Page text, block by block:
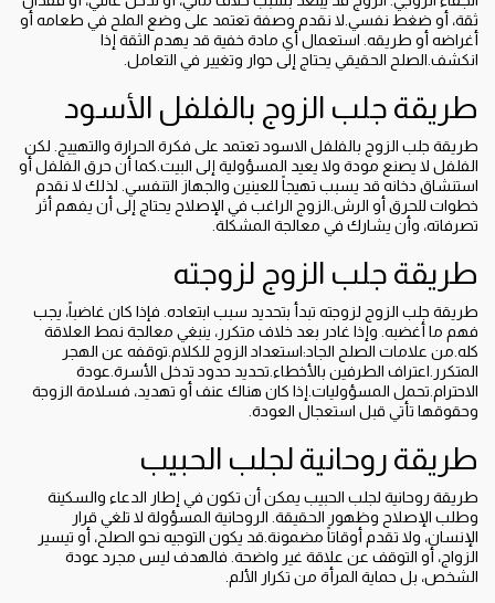
ثقة، أو ضغط نفسي.لا نقدم وصفة تعتمد على وضع الملح في طعامه أو
أغراضه أو طريقه. استعمال أي مادة خفية قد يهدم الثقة إذا
انكشف.الصلح الحقيقي يحتاج إلى حوار وتغيير في التعامل.
طريقة جلب الزوج بالفلفل الأسود
طريقة جلب الزوج بالفلفل الاسود تعتمد على فكرة الحرارة والتهييج. لكن
الفلفل لا يصنع مودة ولا يعيد المسؤولية إلى البيت.كما أن حرق الفلفل أو
استنشاق دخانه قد يسبب تهيجاً للعينين والجهاز التنفسي. لذلك لا نقدم
خطوات للحرق أو الرش.الزوج الراغب في الإصلاح يحتاج إلى أن يفهم أثر
تصرفاته، وأن يشارك في معالجة المشكلة.
طريقة جلب الزوج لزوجته
طريقة جلب الزوج لزوجته تبدأ بتحديد سبب ابتعاده. فإذا كان غاضباً، يجب
فهم ما أغضبه. وإذا غادر بعد خلاف متكرر، ينبغي معالجة نمط العلاقة
كله.من علامات الصلح الجاد:استعداد الزوج للكلام.توقفه عن الهجر
المتكرر.اعتراف الطرفين بالأخطاء.تحديد حدود تدخل الأسرة.عودة
الاحترام.تحمل المسؤوليات.إذا كان هناك عنف أو تهديد، فسلامة الزوجة
وحقوقها تأتي قبل استعجال العودة.
طريقة روحانية لجلب الحبيب
طريقة روحانية لجلب الحبيب يمكن أن تكون في إطار الدعاء والسكينة
وطلب الإصلاح وظهور الحقيقة. الروحانية المسؤولة لا تلغي قرار
الإنسان، ولا تقدم أوقاتاً مضمونة.قد يكون التوجيه نحو الصلح، أو تيسير
الزواج، أو التوقف عن علاقة غير واضحة. فالهدف ليس مجرد عودة
الشخص، بل حماية المرأة من تكرار الألم.